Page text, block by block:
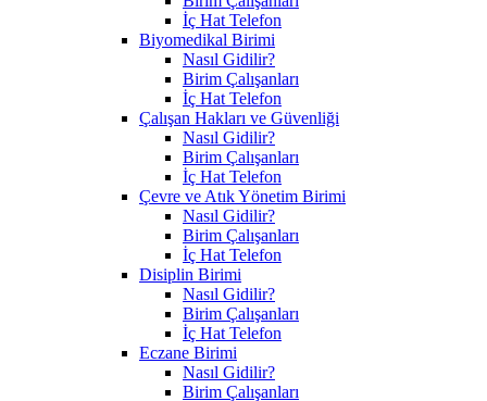
İç Hat Telefon
Biyomedikal Birimi
Nasıl Gidilir?
Birim Çalışanları
İç Hat Telefon
Çalışan Hakları ve Güvenliği
Nasıl Gidilir?
Birim Çalışanları
İç Hat Telefon
Çevre ve Atık Yönetim Birimi
Nasıl Gidilir?
Birim Çalışanları
İç Hat Telefon
Disiplin Birimi
Nasıl Gidilir?
Birim Çalışanları
İç Hat Telefon
Eczane Birimi
Nasıl Gidilir?
Birim Çalışanları